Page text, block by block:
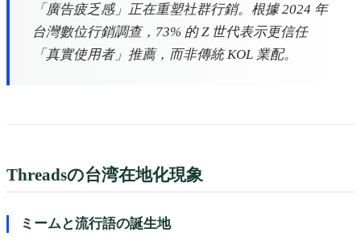
「廣告疲乏感」正在重塑社群行銷。根據 2024 年
台灣數位行銷調查，73% 的 Z 世代表示更信任
「真實使用者」推薦，而非傳統 KOL 業配。
Threadsの台湾在地化現象
ミームと流行語の誕生地